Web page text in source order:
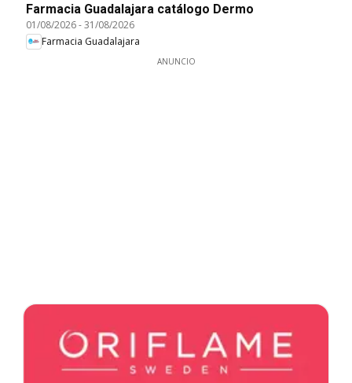
Farmacia Guadalajara catálogo Dermo
01/08/2026-31/08/2026
Farmacia Guadalajara
ANUNCIO